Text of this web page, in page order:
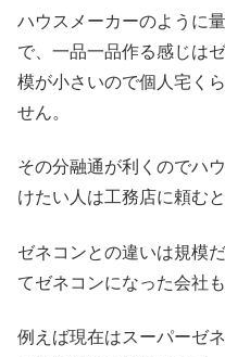
ハウスメーカーのように
で、一品一品作る感じは
模が小さいので個人宅く
せん。
その分融通が利くのでハ
けたい人は工務店に頼む
ゼネコンとの違いは規模
てゼネコンになった会社
例えば現在はスーパーゼ